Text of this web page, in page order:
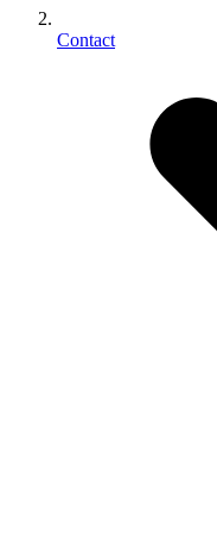
Contact